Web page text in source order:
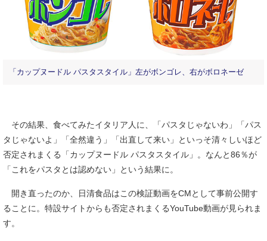
「カップヌードル パスタスタイル」左がボンゴレ、右がボロネーゼ
その結果、食べてみたイタリア人に、「パスタじゃないわ」「パス
タじゃないよ」「全然違う」「出直して来い」といっそ清々しいほど
否定されまくる「カップヌードル パスタスタイル」。なんと86％が
「これをパスタとは認めない」という結果に。
開き直ったのか、日清食品はこの検証動画をCMとして事前公開す
ることに。特設サイトからも否定されまくるYouTube動画が見られま
す。